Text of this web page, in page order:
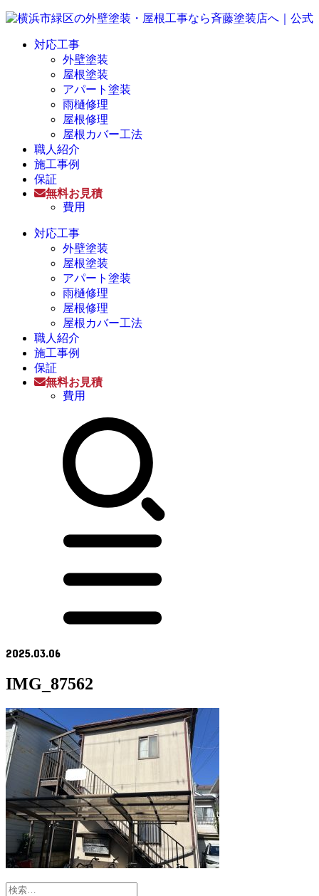
対応工事
外壁塗装
屋根塗装
アパート塗装
雨樋修理
屋根修理
屋根カバー工法
職人紹介
施工事例
保証
無料お見積
費用
対応工事
外壁塗装
屋根塗装
アパート塗装
雨樋修理
屋根修理
屋根カバー工法
職人紹介
施工事例
保証
無料お見積
費用
2025.03.06
IMG_87562
検